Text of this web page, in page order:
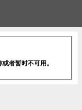
者暂时不可用。